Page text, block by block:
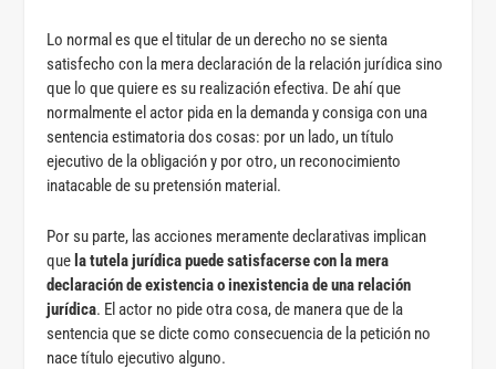
Lo normal es que el titular de un derecho no se sienta
satisfecho con la mera declaración de la relación jurídica sino
que lo que quiere es su realización efectiva. De ahí que
normalmente el actor pida en la demanda y consiga con una
sentencia estimatoria dos cosas: por un lado, un título
ejecutivo de la obligación y por otro, un reconocimiento
inatacable de su pretensión material.
Por su parte, las acciones meramente declarativas implican
que la tutela jurídica puede satisfacerse con la mera
declaración de existencia o inexistencia de una relación
jurídica. El actor no pide otra cosa, de manera que de la
sentencia que se dicte como consecuencia de la petición no
nace título ejecutivo alguno.